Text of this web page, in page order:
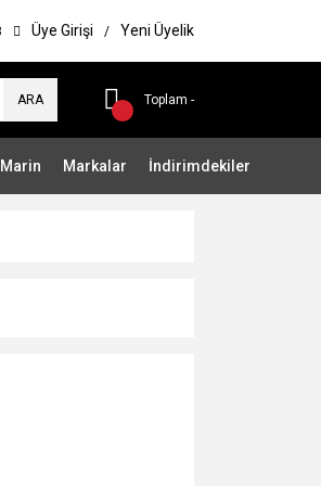
Üye Girişi / Yeni Üyelik
ARA Toplam -
Marin Markalar İndirimdekiler